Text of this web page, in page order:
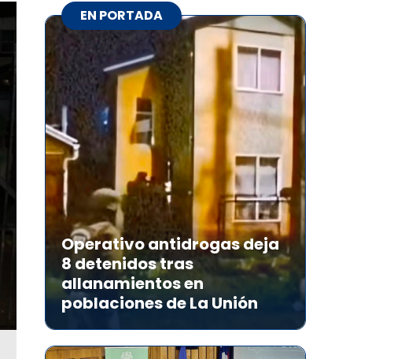
EN PORTADA
Operativo antidrogas deja
8 detenidos tras
allanamientos en
poblaciones de La Unión